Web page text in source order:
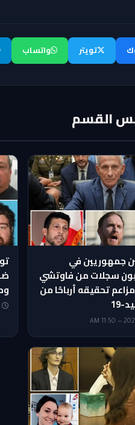
تويتر واتساب
القسم
جمهوريين في
سجلات من فاوتشي
تحقيقه أرباحًا من
19